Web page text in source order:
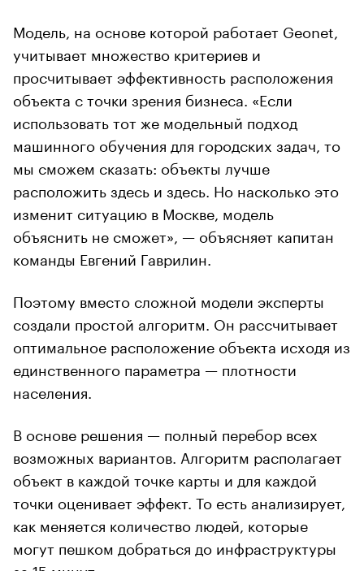
Модель, на основе которой работает Geonet,
учитывает множество критериев и
просчитывает эффективность расположения
объекта с точки зрения бизнеса. «Если
использовать тот же модельный подход
машинного обучения для городских задач, то
мы сможем сказать: объекты лучше
расположить здесь и здесь. Но насколько это
изменит ситуацию в Москве, модель
объяснить не сможет», — объясняет капитан
команды Евгений Гаврилин.
Поэтому вместо сложной модели эксперты
создали простой алгоритм. Он рассчитывает
оптимальное расположение объекта исходя из
единственного параметра — плотности
населения.
В основе решения — полный перебор всех
возможных вариантов. Алгоритм располагает
объект в каждой точке карты и для каждой
точки оценивает эффект. То есть анализирует,
как меняется количество людей, которые
могут пешком добраться до инфраструктуры